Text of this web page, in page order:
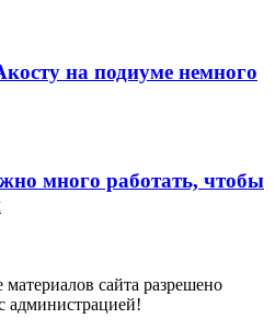
на подиуме немного
много работать, чтобы
сайта разрешено
администрацией!